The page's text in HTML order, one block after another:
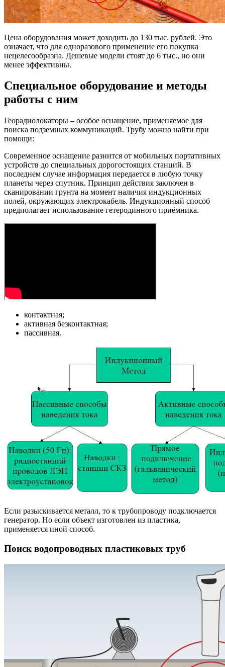
Цена оборудования может доходить до 130 тыс. рублей. Это
означает, что для одноразового применение его покупка
нецелесообразна. Дешевые модели стоят до 6 тыс., но они
менее эффективны.
Специальное оборудование и методы
работы с ним
Георадиолокаторы – особое оснащение, применяемое для
поиска подземных коммуникаций. Трубу можно найти при
помощи:
Современное оснащение разнится от мобильных портативных
устройств до специальных дорогостоящих станций. В
последнем случае информация передается в любую точку
планеты через спутник. Принцип действия заключен в
сканировании грунта на момент наличия индукционных
полей, окружающих электрокабель. Индукционный способ
предполагает использование гетеродинного приёмника.
контактная;
активная безконтактная;
пассивная.
Если разыскивается металл, то к трубопроводу подключается
генератор. Но если объект изготовлен из пластика,
применяется иной способ.
Поиск водопроводных пластиковых труб